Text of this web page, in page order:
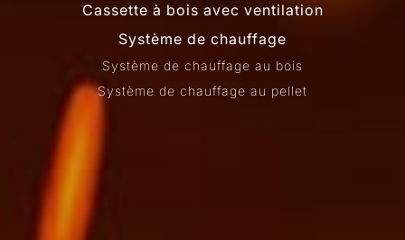
Cassette à bois avec ventilation
Système de chauffage
Système de chauffage au bois
Système de chauffage au pellet